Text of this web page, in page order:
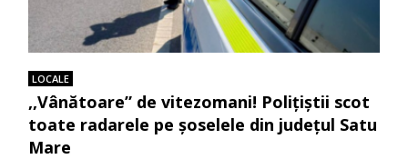
LOCALE
,,Vânătoare” de vitezomani! Polițiștii scot
toate radarele pe șoselele din județul Satu
Mare